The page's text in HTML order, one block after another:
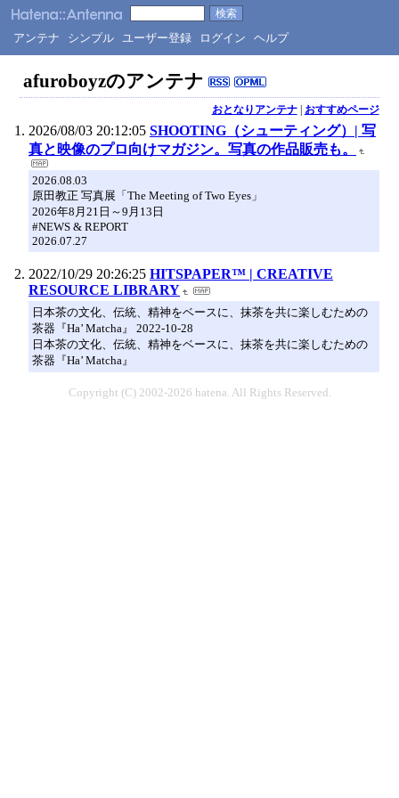
アンテナ シンプル ユーザー登録 ログイン ヘルプ
afuroboyzのアンテナ
おとなりアンテナ| おすすめページ
2026/08/03 20:12:05 SHOOTING（シューティング）| 写
真と映像のプロ向けマガジン。写真の作品販売も。
2026.08.03
原田教正 写真展「The Meeting of Two Eyes」
2026年8月21日～9月13日
#NEWS & REPORT
2026.07.27
2022/10/29 20:26:25 HITSPAPER™ | CREATIVE
RESOURCE LIBRARY
日本茶の文化、伝統、精神をベースに、抹茶を共に楽しむための
茶器『Ha’ Matcha』 2022-10-28
日本茶の文化、伝統、精神をベースに、抹茶を共に楽しむための
茶器『Ha’ Matcha』
Copyright (C) 2002-2026 hatena. All Rights Reserved.